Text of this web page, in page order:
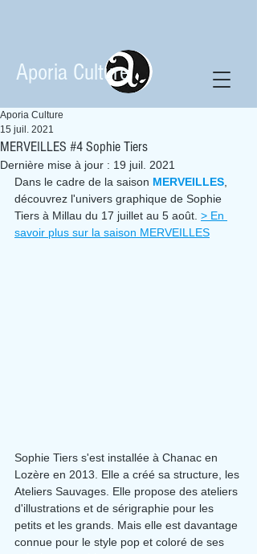
Aporia Culture
MERVEILLES #4 Sophie Tiers
Aporia Culture
15 juil. 2021
Dernière mise à jour : 19 juil. 2021
Dans le cadre de la saison MERVEILLES
découvrez l'univers graphique de Sophie
Tiers à Millau du 17 juillet au 5 août. > En
savoir plus sur la saison MERVEILLES
Sophie Tiers s'est installée à Chanac en
Lozère en 2013. Elle a créé sa structure, les
Ateliers Sauvages. Elle propose des ateliers
d'illustrations et de sérigraphie pour les
petits et les grands. Mais elle est davantage
connue pour le style pop et coloré de ses